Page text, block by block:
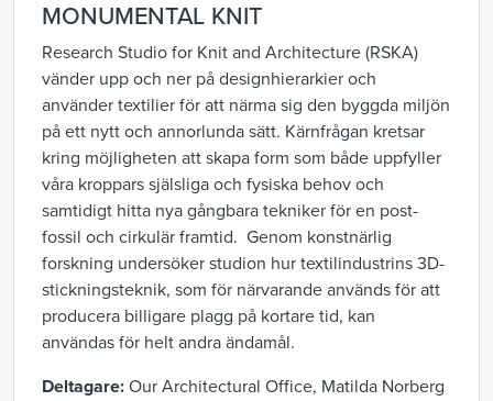
MONUMENTAL KNIT
Research Studio for Knit and Architecture (RSKA)
vänder upp och ner på designhierarkier och
använder textilier för att närma sig den byggda miljön
på ett nytt och annorlunda sätt. Kärnfrågan kretsar
kring möjligheten att skapa form som både uppfyller
våra kroppars själsliga och fysiska behov och
samtidigt hitta nya gångbara tekniker för en post-
fossil och cirkulär framtid. Genom konstnärlig
forskning undersöker studion hur textilindustrins 3D-
stickningsteknik, som för närvarande används för att
producera billigare plagg på kortare tid, kan
användas för helt andra ändamål.
Deltagare: Our Architectural Office, Matilda Norberg